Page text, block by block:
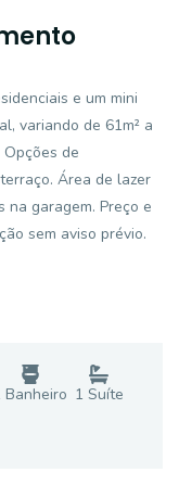
e um mini
variando de 61m² a
de
Área de lazer
na garagem. Preço e
sem aviso prévio.
Banheiro 1 Suíte